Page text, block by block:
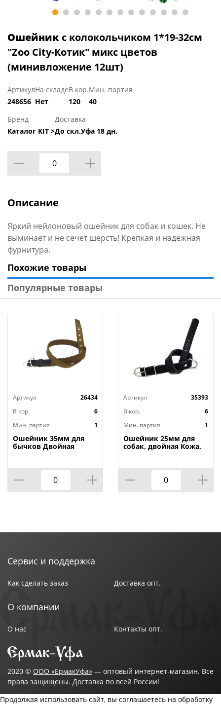
Ошейник с колокольчиком 1*19-32см
"Zoo City-Котик" микс цветов
(минивложение 12шт)
Артикул
248656
На складе
Нет
В кор.
120
Мин. партия
40
Бренд
Каталог KIT >
Доставка
До скл.Уфа 18 дн.
Описание
Яркий нейлоновый ошейник для собак и кошек. Не
выминает и не сечет шерсть! Крепкая и надежная
фурнитура.
Похожие товары
Популярные товары
Артикул
26434
В кор.
6
Мин. партия
1
Ошейник 35мм для
бычков Двойная
Артикул
35393
В кор.
6
Мин. партия
1
Ошейник 25мм для
собак, двойная Кожа,
Сервис и поддержка
Как сделать заказ Доставка опт.
О компании
О нас Контакты опт.
2020 © ООО «ЕрмакУфа» — оптовый интернет-магазин. Все
права защищены. Доставка по всей России!
Продолжая использовать сайт, вы соглашаетесь на обработку